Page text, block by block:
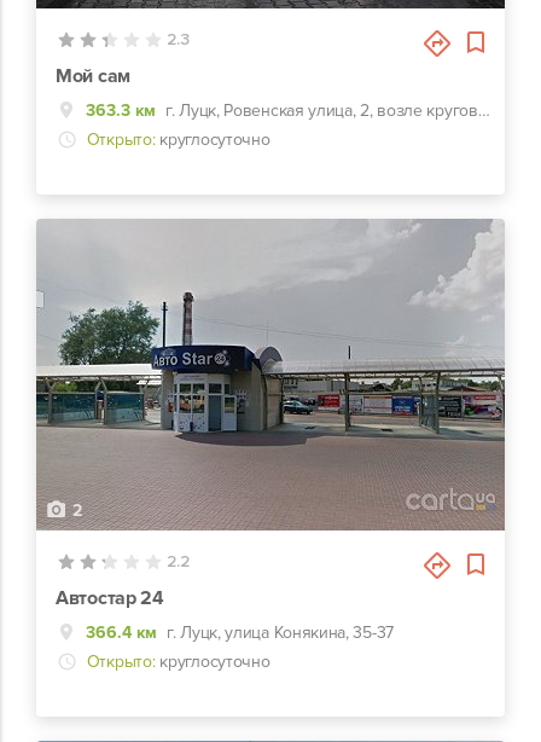
2.3
Мой сам
363.3 км
г. Луцк, Ровенская улица, 2, возле кругового кольца.
Открыто: круглосуточно
2
2.2
Автостар 24
366.4 км г. Луцк, улица Конякина, 35-37
Открыто: круглосуточно